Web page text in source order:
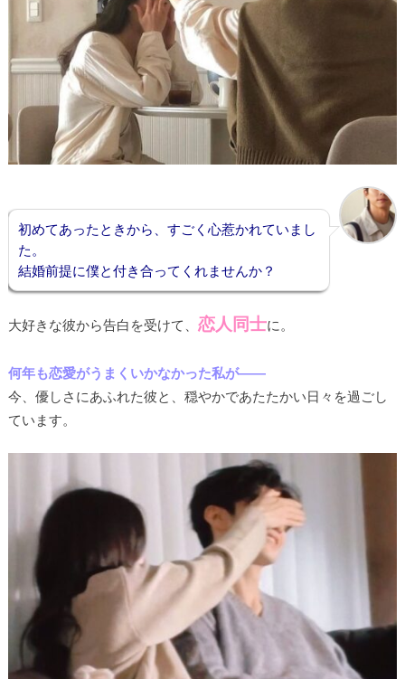
初めてあったときから、すごく心惹かれていまし
た。
結婚前提に僕と付き合ってくれませんか？
大好きな彼から告白を受けて、 恋人同士に。
何年も恋愛がうまくいかなかった私が――
今、優しさにあふれた彼と、穏やかであたたかい日々を過ごし
ています。